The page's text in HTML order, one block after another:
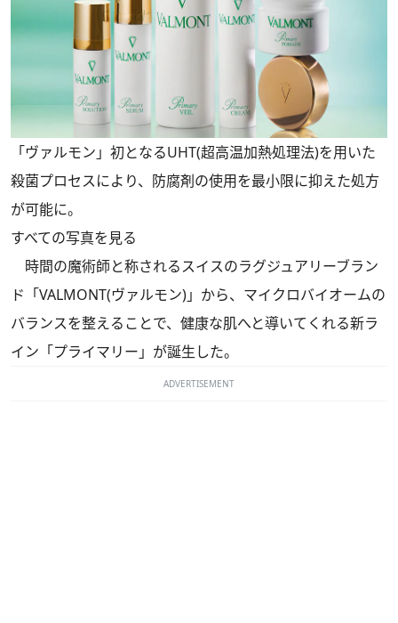
「ヴァルモン」初となるUHT(超高温加熱処理法)を用いた
殺菌プロセスにより、防腐剤の使用を最小限に抑えた処方
が可能に。
すべての写真を見る
時間の魔術師と称されるスイスのラグジュアリーブラン
ド「VALMONT(ヴァルモン)」から、マイクロバイオームの
バランスを整えることで、健康な肌へと導いてくれる新ラ
イン「プライマリー」が誕生した。
ADVERTISEMENT